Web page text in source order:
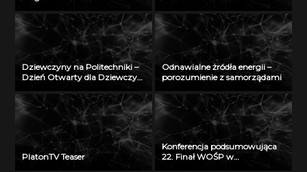
Radiu Akadera – 11 grudzień
2012
Dziewczyny na Politechniki –
Dzień Otwarty dla Dziewczyn
Odnawialne żródła energii –
porozumienie z samorządami
PlatonTV Teaser
Konferencja podsumowująca
22. Finał WOŚP w